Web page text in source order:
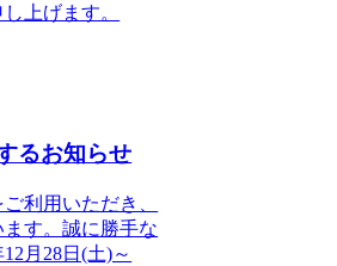
上げます。
るお知らせ
利用いただき、
す。誠に勝手な
月28日(土)～